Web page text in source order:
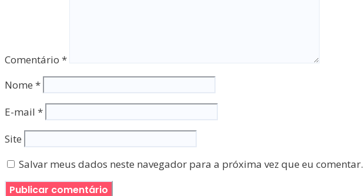
Comentário *
Nome *
E-mail *
Site
Salvar meus dados neste navegador para a próxima vez que eu comentar.